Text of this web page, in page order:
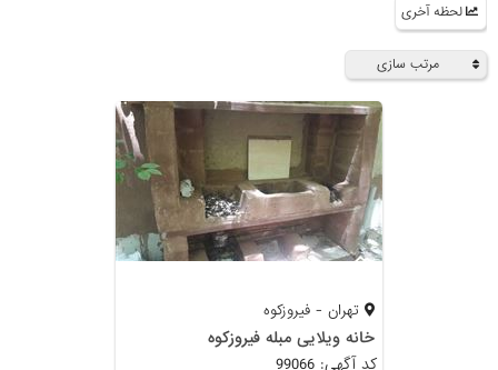
لحظه آخری
مرتب سازی
تهران - فیروزکوه
خانه ویلایی مبله فیروزکوه
کد آگهی: 99066